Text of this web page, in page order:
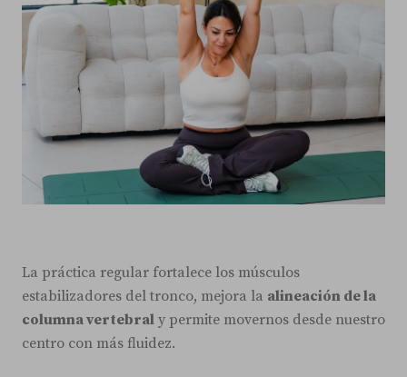
La práctica regular fortalece los músculos
estabilizadores del tronco, mejora la alineación de la
columna vertebral y permite movernos desde nuestro
centro con más fluidez.